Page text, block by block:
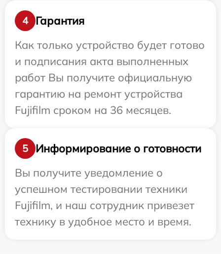
4
Гарантия
Как только устройство будет готово
и подписания акта выполненных
работ Вы получите официальную
гарантию на ремонт устройства
Fujifilm сроком на 36 месяцев.
5
Информирование о готовности
Вы получите уведомление о
успешном тестировании техники
Fujifilm, и наш сотрудник привезет
технику в удобное место и время.